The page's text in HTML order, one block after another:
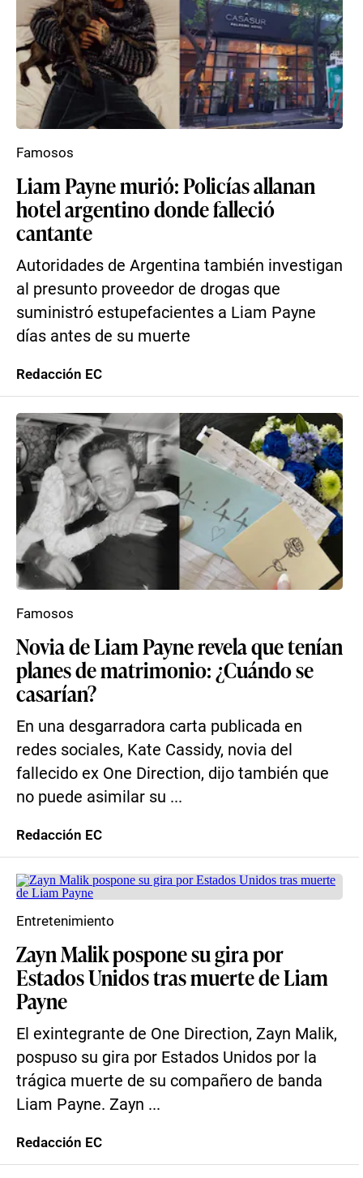
Liam Payne murió: Policías allanan
hotel argentino donde falleció
cantante
Autoridades de Argentina también investigan
al presunto proveedor de drogas que
suministró estupefacientes a Liam Payne
días antes de su muerte
Famosos
Redacción EC
Novia de Liam Payne revela que tenían
planes de matrimonio: ¿Cuándo se
casarían?
En una desgarradora carta publicada en
redes sociales, Kate Cassidy, novia del
fallecido ex One Direction, dijo también que
no puede asimilar su ...
Famosos
Redacción EC
Zayn Malik pospone su gira por
Estados Unidos tras muerte de Liam
Payne
El exintegrante de One Direction, Zayn Malik,
pospuso su gira por Estados Unidos por la
trágica muerte de su compañero de banda
Liam Payne. Zayn ...
Entretenimiento
Redacción EC